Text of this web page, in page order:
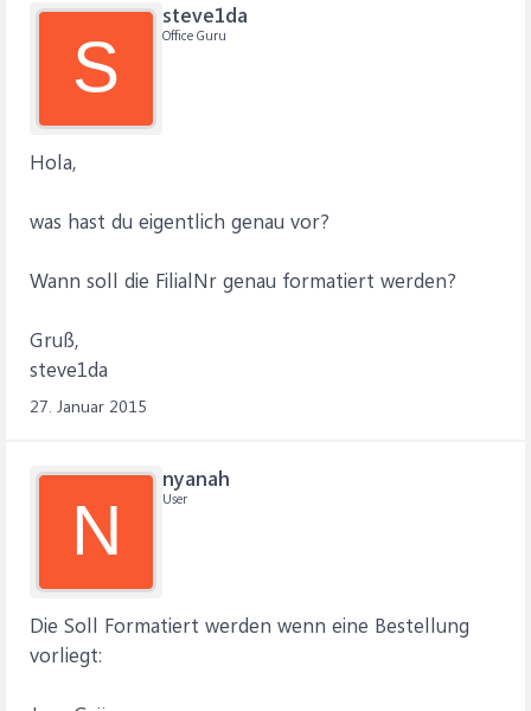
S
steve1da
Office Guru
Hola,
was hast du eigentlich genau vor?
Wann soll die FilialNr genau formatiert werden?
Gruß,
steve1da
27. Januar 2015
N
nyanah
User
Die Soll Formatiert werden wenn eine Bestellung
vorliegt: